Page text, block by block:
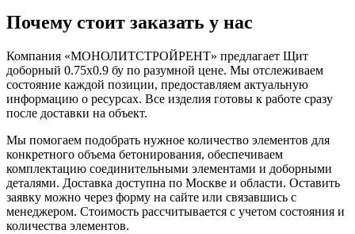
Почему стоит заказать у нас
Компания «МОНОЛИТСТРОЙРЕНТ» предлагает Щит
доборный 0.75x0.9 бу по разумной цене. Мы отслеживаем
состояние каждой позиции, предоставляем актуальную
информацию о ресурсах. Все изделия готовы к работе сразу
после доставки на объект.
Мы помогаем подобрать нужное количество элементов для
конкретного объема бетонирования, обеспечиваем
комплектацию соединительными элементами и доборными
деталями. Доставка доступна по Москве и области. Оставить
заявку можно через форму на сайте или связавшись с
менеджером. Стоимость рассчитывается с учетом состояния и
количества элементов.